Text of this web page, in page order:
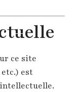
ce site
est